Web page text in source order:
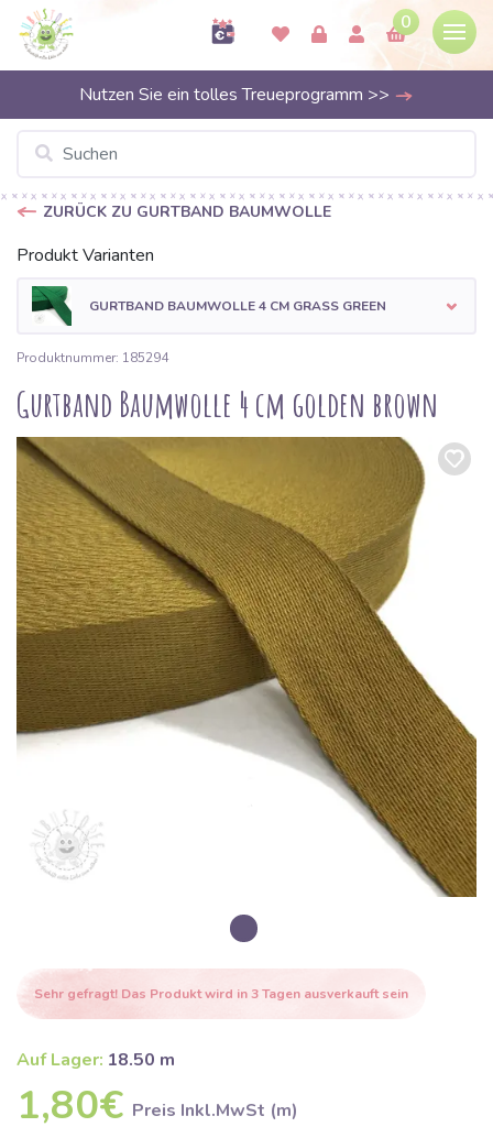
0
Nutzen Sie ein tolles Treueprogramm >>
ZURÜCK ZU GURTBAND BAUMWOLLE
Produkt Varianten
GURTBAND BAUMWOLLE 4 CM GRASS GREEN
Produktnummer: 185294
Gurtband Baumwolle 4 cm golden brown
Sehr gefragt! Das Produkt wird in 3 Tagen ausverkauft sein
Auf Lager: 18.50 m
1,80€ Preis Inkl.MwSt (m)